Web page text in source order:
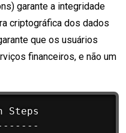
garante a integridade
criptográfica dos dados
que os usuários
financeiros, e não um
Steps